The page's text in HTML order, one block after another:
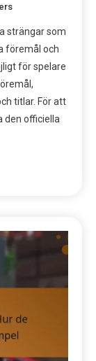
strängar som
föremål och
för spelare
titlar. För att
den officiella